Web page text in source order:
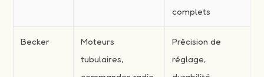
complets
Becker
Moteurs
tubulaires,
Précision de
réglage,